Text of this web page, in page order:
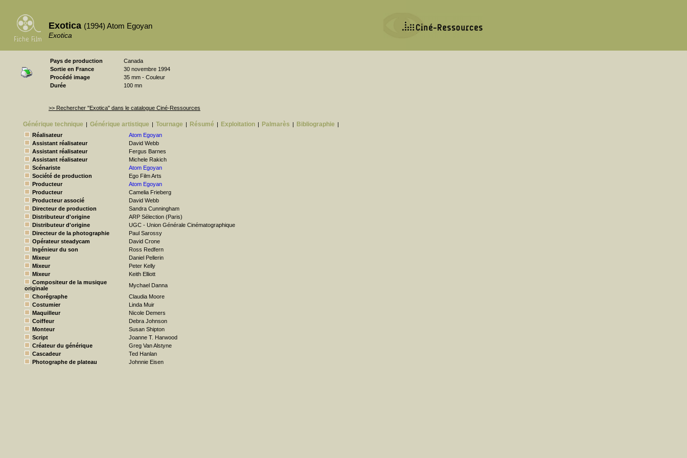
Exotica (1994) Atom Egoyan
Exotica
Pays de production
Canada
Sortie en France
30 novembre 1994
Procédé image
35 mm - Couleur
Durée
100 mn
>> Rechercher "Exotica" dans le catalogue Ciné-Ressources
Générique technique | Générique artistique | Tournage | Résumé | Exploitation | Palmarès | Bibliographie |
Réalisateur
Atom Egoyan
Assistant réalisateur
David Webb
Assistant réalisateur
Fergus Barnes
Assistant réalisateur
Michele Rakich
Scénariste
Atom Egoyan
Société de production
Ego Film Arts
Producteur
Atom Egoyan
Producteur
Camelia Frieberg
Producteur associé
David Webb
Directeur de production
Sandra Cunningham
Distributeur d'origine
ARP Sélection (Paris)
Distributeur d'origine
UGC - Union Générale Cinématographique
Directeur de la photographie
Paul Sarossy
Opérateur steadycam
David Crone
Ingénieur du son
Ross Redfern
Mixeur
Daniel Pellerin
Mixeur
Peter Kelly
Mixeur
Keith Elliott
Compositeur de la musique
originale
Mychael Danna
Chorégraphe
Claudia Moore
Costumier
Linda Muir
Maquilleur
Nicole Demers
Coiffeur
Debra Johnson
Monteur
Susan Shipton
Script
Joanne T. Harwood
Créateur du générique
Greg Van Alstyne
Cascadeur
Ted Hanlan
Photographe de plateau
Johnnie Eisen